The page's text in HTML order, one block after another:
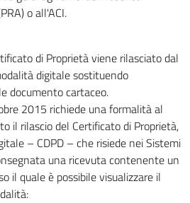
o all'ACI.
di Proprietà viene rilasciato dal
digitale sostituendo
documento cartaceo.
2015 richiede una formalità al
il rilascio del Certificato di Proprietà,
– CDPD – che risiede nei Sistemi
una ricevuta contenente un
il quale è possibile visualizzare il